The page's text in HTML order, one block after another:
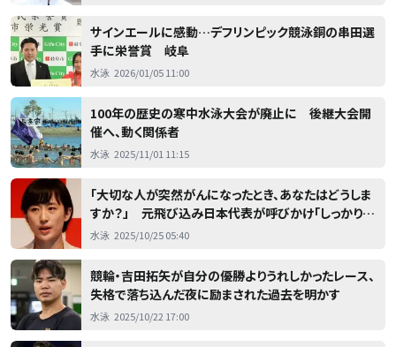
サインエールに感動…デフリンピック競泳銅の串田選
手に栄誉賞 岐阜
水泳 2026/01/05 11:00
100年の歴史の寒中水泳大会が廃止に 後継大会開
催へ、動く関係者
水泳 2025/11/01 11:15
「大切な人が突然がんになったとき、あなたはどうしま
すか？」 元飛び込み日本代表が呼びかけ「しっかり検
査にいきましょう！」
水泳 2025/10/25 05:40
競輪・吉田拓矢が自分の優勝よりうれしかったレース、
失格で落ち込んだ夜に励まされた過去を明かす
水泳 2025/10/22 17:00